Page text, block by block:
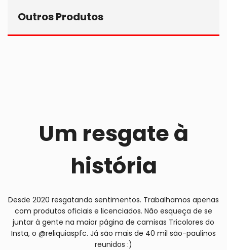
Outros Produtos
Um resgate à
história
Desde 2020 resgatando sentimentos. Trabalhamos apenas
com produtos oficiais e licenciados. Não esqueça de se
juntar à gente na maior página de camisas Tricolores do
Insta, o @reliquiaspfc. Já são mais de 40 mil são-paulinos
reunidos :)